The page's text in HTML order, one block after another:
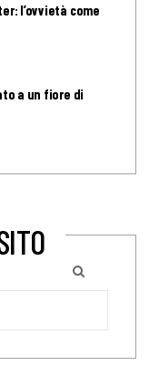
l’ovvietà come
a un fiore di